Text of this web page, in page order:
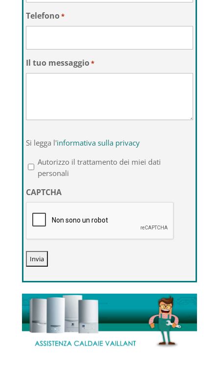
Telefono*
Il tuo messaggio*
legga
l'informativa
sulla
privacy
*
Si legga l'informativa sulla privacy
Autorizzo il trattamento dei miei dati
personali
CAPTCHA